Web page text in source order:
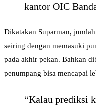
kantor OIC
Dikatakan Suparman,
seiring dengan memasuki
pada akhir pekan. Bahkan
penumpang bisa mencapai
“Kalau prediksi